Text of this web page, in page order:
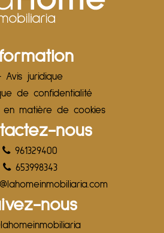
Avis juridique
de confidentialité
en matière de cookies
nous
961329400
653998343
nous